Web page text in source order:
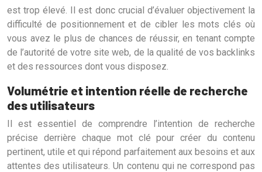
est trop élevé. Il est donc crucial d’évaluer objectivement la
difficulté de positionnement et de cibler les mots clés où
vous avez le plus de chances de réussir, en tenant compte
de l’autorité de votre site web, de la qualité de vos backlinks
et des ressources dont vous disposez.
Volumétrie et intention réelle de recherche
des utilisateurs
Il est essentiel de comprendre l’intention de recherche
précise derrière chaque mot clé pour créer du contenu
pertinent, utile et qui répond parfaitement aux besoins et aux
attentes des utilisateurs. Un contenu qui ne correspond pas